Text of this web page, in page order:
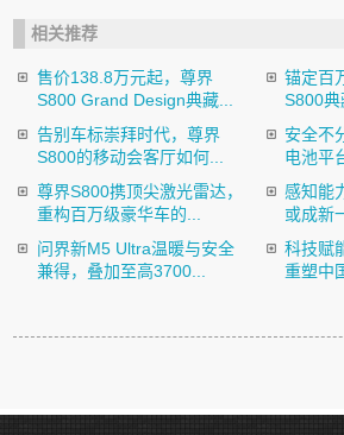
相关推荐
售价138.8万元起，尊界
S800 Grand Design典藏...
锚定百
S800典
告别车标崇拜时代，尊界
S800的移动会客厅如何...
安全不
电池平
尊界S800携顶尖激光雷达，
重构百万级豪华车的...
感知能
或成新
问界新M5 Ultra温暖与安全
兼得，叠加至高3700...
科技赋
重塑中